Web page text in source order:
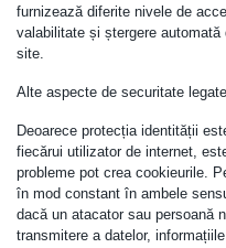
furnizează diferite nivele de
valabilitate și ștergere
site.
Alte aspecte de securitate
Deoarece protecția identității
fiecărui utilizator de internet,
probleme pot crea cookieurile.
în mod constant în ambele
dacă un atacator sau persoană
transmitere a datelor,